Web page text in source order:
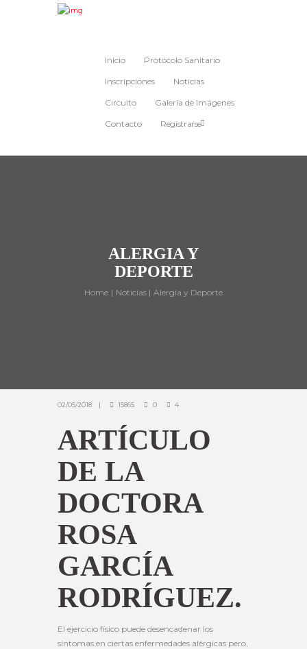
Inicio Protocolo Sanitario
Inscripciones Noticias
Circuito Galería de imágenes
Contacto Registrarse
ALERGIA Y
DEPORTE
Home Noticias Alergia y Deporte
02/05/2018 15865 0 4
ARTÍCULO
DE LA
DOCTORA
ROSA
GARCÍA
RODRÍGUEZ.
El ejercicio físico puede desencadenar los
síntomas en ciertas enfermedades alérgicas pero,